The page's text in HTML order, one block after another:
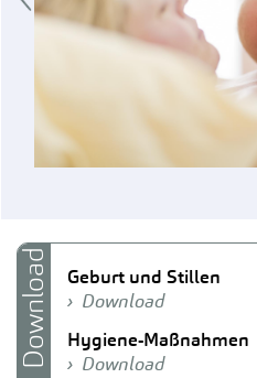
Download
Geburt und Stillen
Download
Hygiene-Maßnahmen
Download